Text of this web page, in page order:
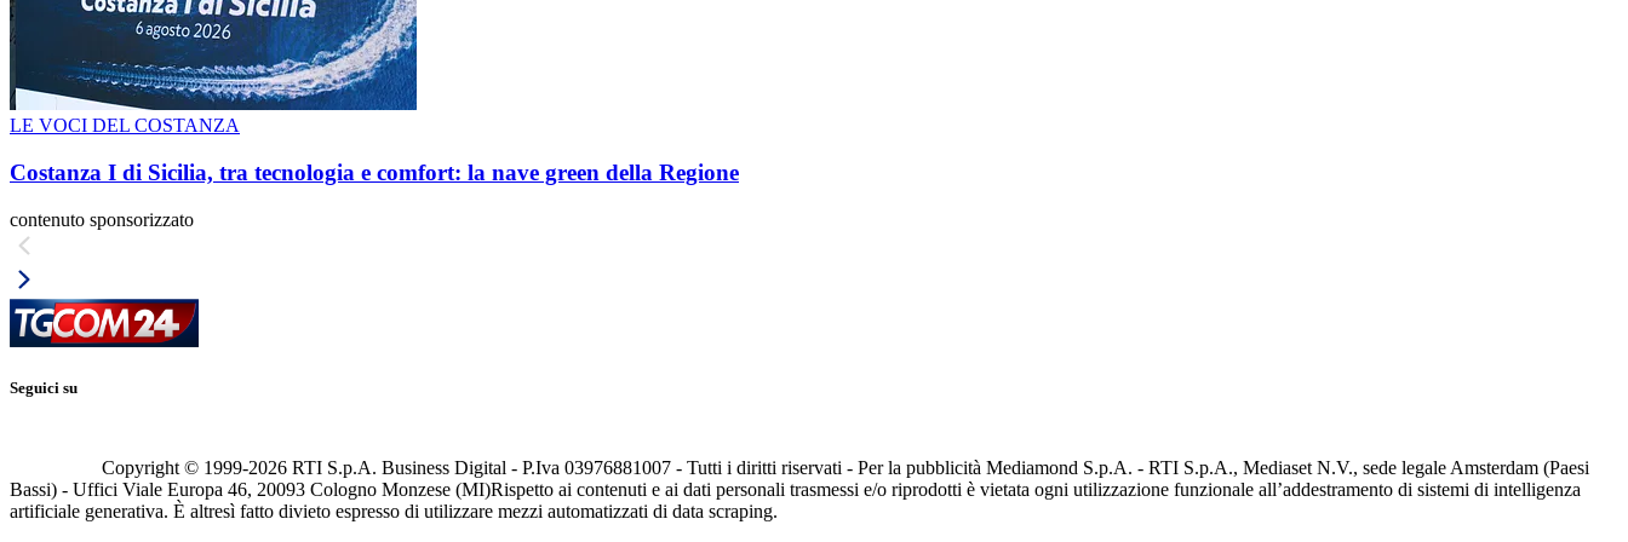
LE VOCI DEL COSTANZA
Costanza I di Sicilia, tra tecnologia e comfort: la nave green della Regione
contenuto sponsorizzato
Seguici su
Copyright © 1999-2026 RTI S.p.A. Business Digital - P.Iva 03976881007 - Tutti i diritti riservati - Per la pubblicità Mediamond S.p.A. - RTI S.p.A., Mediaset N.V., sede legale Amsterdam (Paesi
Bassi) - Uffici Viale Europa 46, 20093 Cologno Monzese (MI)Rispetto ai contenuti e ai dati personali trasmessi e/o riprodotti è vietata ogni utilizzazione funzionale all’addestramento di sistemi di intelligenza
artificiale generativa. È altresì fatto divieto espresso di utilizzare mezzi automatizzati di data scraping.